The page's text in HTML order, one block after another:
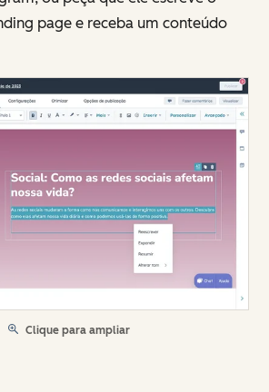
page e receba um conteúdo
Clique para ampliar